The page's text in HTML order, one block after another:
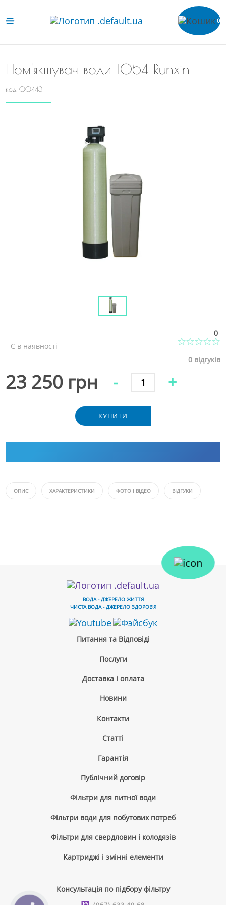
0
Пом'якшувач води 1054 Runxin
код 00443
Є в наявності
0
0відгуків
23 250 грн - +
КУПИТИ
ОПИС ХАРАКТЕРИСТИКИ ФОТО І ВІДЕО ВІДГУКИ
ВОДА - ДЖЕРЕЛО ЖИТТЯ
ЧИСТА ВОДА - ДЖЕРЕЛО ЗДОРОВ'Я
Питання та Відповіді
Послуги
Доставка і оплата
Новини
Контакти
Cтатті
Гарантія
Публічний договір
Фільтри для питної води
Фільтри води для побутових потреб
Фільтри для свердловин і колодязів
Картриджі і змінні елементи
Консультація по підбору фільтру